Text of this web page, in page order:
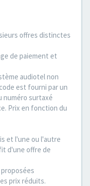
offres distinctes
de paiement et
audiotel non
est fourni par un
numéro surtaxé
Prix en fonction du
et l'une ou l'autre
d'une offre de
prix réduits.